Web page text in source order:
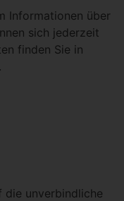
Informationen über
sich jederzeit
finden Sie in
unverbindliche